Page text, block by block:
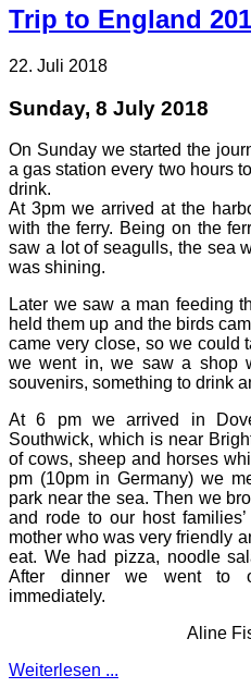
Trip to England
22. Juli 2018
Sunday, 8 July 2018
On Sunday we started the
a gas station every two hours
drink.
At 3pm we arrived at the
with the ferry. Being on the
saw a lot of seagulls, the sea
was shining.
Later we saw a man feeding
held them up and the birds
came very close, so we could
we went in, we saw a shop
souvenirs, something to drink
At 6 pm we arrived in
Southwick, which is near
of cows, sheep and horses
pm (10pm in Germany) we
park near the sea. Then we
and rode to our host
mother who was very friendly
eat. We had pizza, noodle
After dinner we went to
immediately.
Aline
Weiterlesen ...